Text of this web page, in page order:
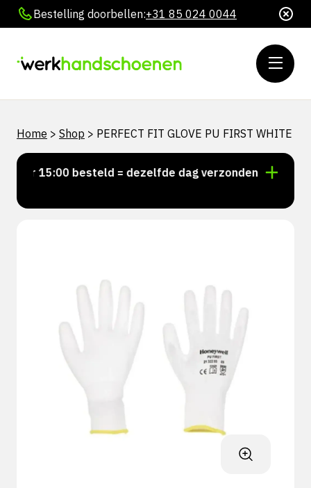
Bestelling doorbellen:+31 85 024 0044
Home > Shop > PERFECT FIT GLOVE PU FIRST WHITE
15:00 besteld = dezelfde dag verzonden